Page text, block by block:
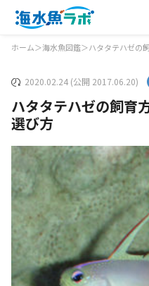
ホーム＞海水魚図鑑＞ハタタテハゼの
2020.02.24 (公開 2017.06.20)
ハタタテハゼの飼育
選び方